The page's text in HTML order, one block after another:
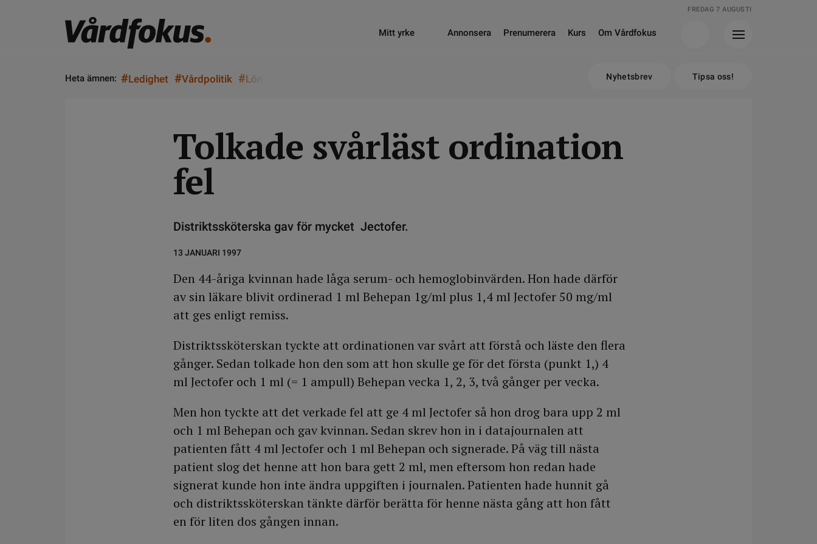
FREDAG 7 AUGUSTI
Mitt yrke Annonsera Prenumerera Kurs Om Vårdfokus
Heta ämnen: #Ledighet #Vårdpolitik #Lön Nyhetsbrev Tipsa oss!
Tolkade svårläst ordination
fel
Distriktssköterska gav för mycket Jectofer.
13 JANUARI 1997
Den 44-åriga kvinnan hade låga serum- och hemoglobinvärden. Hon hade därför
av sin läkare blivit ordinerad 1 ml Behepan 1g/ml plus 1,4 ml Jectofer 50 mg/ml
att ges enligt remiss.
Distriktssköterskan tyckte att ordinationen var svårt att förstå och läste den flera
gånger. Sedan tolkade hon den som att hon skulle ge för det första (punkt 1,) 4
ml Jectofer och 1 ml (= 1 ampull) Behepan vecka 1, 2, 3, två gånger per vecka.
Men hon tyckte att det verkade fel att ge 4 ml Jectofer så hon drog bara upp 2 ml
och 1 ml Behepan och gav kvinnan. Sedan skrev hon in i datajournalen att
patienten fått 4 ml Jectofer och 1 ml Behepan och signerade. På väg till nästa
patient slog det henne att hon bara gett 2 ml, men eftersom hon redan hade
signerat kunde hon inte ändra uppgiften i journalen. Patienten hade hunnit gå
och distriktssköterskan tänkte därför berätta för henne nästa gång att hon fått
en för liten dos gången innan.